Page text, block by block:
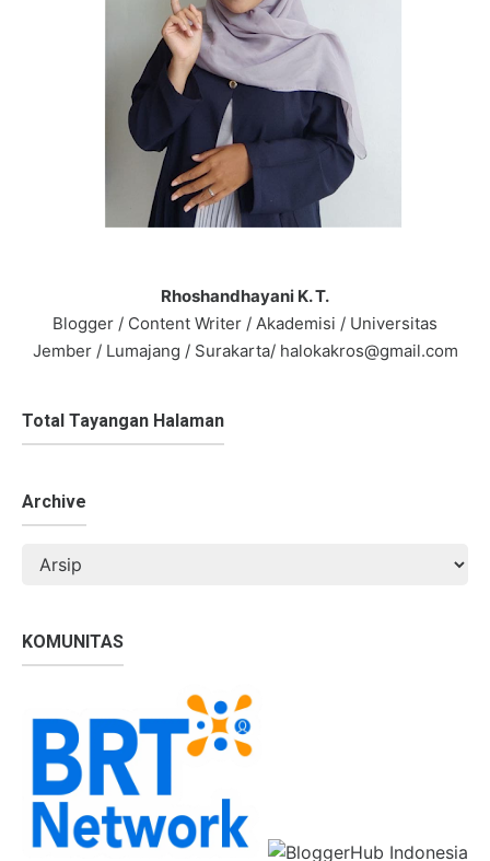
Rhoshandhayani K. T.
Blogger / Content Writer / Akademisi / Universitas
Jember / Lumajang / Surakarta/ halokakros@gmail.com
Total Tayangan Halaman
Archive
KOMUNITAS